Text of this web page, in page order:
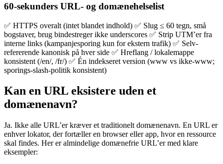
60-sekunders URL- og domænehelselist
✅ HTTPS overalt (intet blandet indhold) ✅ Slug ≤ 60 tegn, små
bogstaver, brug bindestreger ikke underscores ✅ Strip UTM’er fra
interne links (kampanjesporing kun for ekstern trafik) ✅ Selv-
refererende kanonisk på hver side ✅ Hreflang / lokalemappe
konsistent (/en/, /fr/) ✅ Én indekseret version (www vs ikke-www;
sporings-slash-politik konsistent)
Kan en URL eksistere uden et
domænenavn?
Ja. Ikke alle URL’er kræver et traditionelt domænenavn. En URL er
enhver lokator, der fortæller en browser eller app, hvor en ressource
skal findes. Her er almindelige domænefrie URL’er med klare
eksempler: